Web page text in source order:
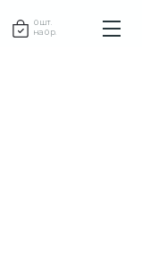
0 шт.
на 0 р.